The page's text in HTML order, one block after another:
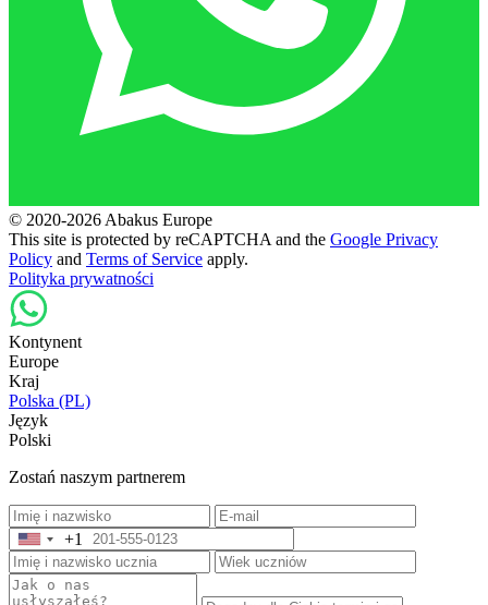
© 2020-2026 Abakus Europe
This site is protected by reCAPTCHA and the Google Privacy
Policy and Terms of Service apply.
Polityka prywatności
Kontynent
Europe
Kraj
Polska (PL)
Język
Polski
Zostań naszym partnerem
United
States
+1
+1